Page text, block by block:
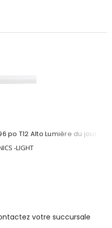
po T12 Alto Lumière du jour
-LIGHT
votre succursale